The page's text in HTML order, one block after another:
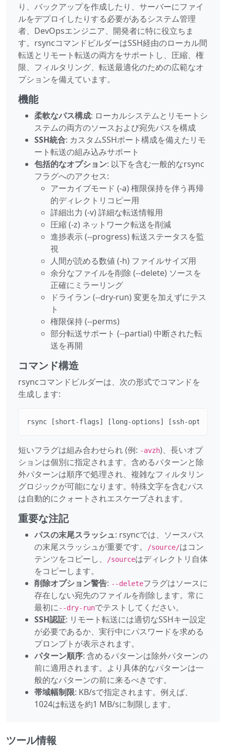
り、バックアップを作成したり、サーバーにファイ
ルをデプロイしたりする必要があるシステム管理
者、DevOpsエンジニア、開発者に特に役立ちま
す。rsyncコマンドビルダーはSSH経由のローカル間
転送とリモート転送の両方をサポートし、圧縮、権
限、フィルタリング、転送最適化のための広範なオ
プションを備えています。
機能
柔軟なパス構成: ローカルシステムとリモートシ
ステムの両方のソースおよび宛先パスを構成
SSH統合: カスタムSSHポート構成を備えたリモ
ート転送の組み込みサポート
包括的なオプション: 以下を含む一般的なrsync
フラグへのアクセス:
アーカイブモード (-a) 権限保持を伴う再帰
的ディレクトリコピー用
詳細出力 (-v) 詳細な転送情報用
圧縮 (-z) ネットワーク転送を削減
進捗表示 (--progress) 転送ステータスを監
視
人間が読める数値 (-h) ファイルサイズ用
余分なファイルを削除 (--delete) ソースを
正確にミラーリング
ドライラン (--dry-run) 変更を加えずにテス
ト
権限保持 (--perms)
部分転送サポート (--partial) 中断された転
送を再開
コマンド構造
rsyncコマンドビルダーは、次の形式でコマンドを
生成します:
rsync [short-flags] [long-options] [ssh-options]
短いフラグは組み合わせられ (例: -avzh)、長いオプ
ションは個別に指定されます。含めるパターンと除
外パターンは順序で処理され、複雑なフィルタリン
グロジックが可能になります。特殊文字を含むパス
は自動的にクォートされエスケープされます。
重要な注記
パスの末尾スラッシュ: rsyncでは、ソースパス
の末尾スラッシュが重要です。
/source/はコン
テンツをコピーし、
/sourceはディレクトリ自体
をコピーします。
削除オプション警告: --deleteフラグはソースに
存在しない宛先のファイルを削除します。常に
最初に--dry-runでテストしてください。
SSH認証: リモート転送には適切なSSHキー設定
が必要であるか、実行中にパスワードを求める
プロンプトが表示されます。
パターン順序: 含めるパターンは除外パターンの
前に適用されます。より具体的なパターンは一
般的なパターンの前に来るべきです。
帯域幅制限: KB/sで指定されます。例えば、
1024は転送を約1 MB/sに制限します。
ツール情報